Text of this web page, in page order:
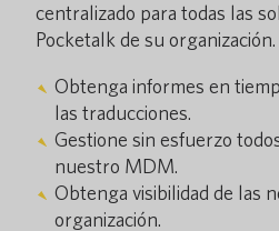
centralizado para todas las
Pocketalk de su organización.
Obtenga informes en
las traducciones.
Gestione sin esfuerzo
nuestro MDM.
Obtenga visibilidad de las
organización.